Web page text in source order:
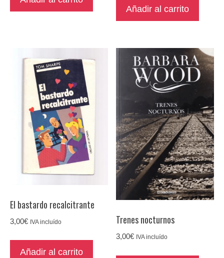
Añadir al carrito
El bastardo recalcitrante
3,00€ IVA incluído
Añadir al carrito
Trenes nocturnos
3,00€ IVA incluído